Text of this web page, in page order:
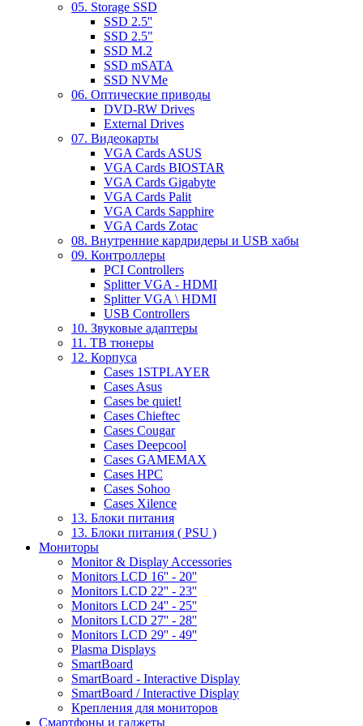
05. Storage SSD
SSD 2.5''
SSD 2.5"
SSD M.2
SSD mSATA
SSD NVMe
06. Оптические приводы
DVD-RW Drives
External Drives
07. Видеокарты
VGA Cards ASUS
VGA Cards BIOSTAR
VGA Cards Gigabyte
VGA Cards Palit
VGA Cards Sapphire
VGA Cards Zotac
08. Внутренние кардридеры и USB хабы
09. Контроллеры
PCI Controllers
Splitter VGA - HDMI
Splitter VGA \ HDMI
USB Controllers
10. Звуковые адаптеры
11. ТВ тюнеры
12. Корпуса
Cases 1STPLAYER
Cases Asus
Cases be quiet!
Cases Chieftec
Cases Cougar
Cases Deepcool
Cases GAMEMAX
Cases HPC
Cases Sohoo
Cases Xilence
13. Блоки питания
13. Блоки питания ( PSU )
Мониторы
Monitor & Display Accessories
Monitors LCD 16'' - 20''
Monitors LCD 22'' - 23''
Monitors LCD 24'' - 25''
Monitors LCD 27'' - 28''
Monitors LCD 29'' - 49''
Plasma Displays
SmartBoard
SmartBoard - Interactive Display
SmartBoard / Interactive Display
Крепления для мониторов
Смартфоны и гаджеты